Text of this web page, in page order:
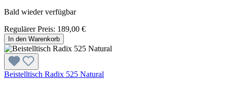
Bald wieder verfügbar
Regulärer Preis: 189,00 €
In den Warenkorb
Beistelltisch Radix 525 Natural